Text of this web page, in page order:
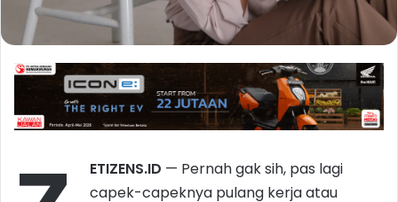
ETIZENS.ID — Pernah gak sih, pas lagi
capek-capeknya pulang kerja atau